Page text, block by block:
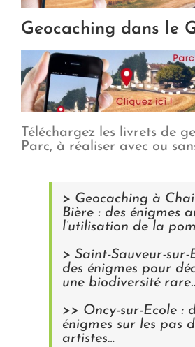
Geocaching dans le
Téléchargez les livrets de
Parc, à réaliser avec ou
> Geocaching à
Bière : des énigmes
l’utilisation de la
> Saint-Sauveur-sur-
des énigmes pour
une biodiversité
>> Oncy-sur-Ecole :
énigmes sur les pas
artistes…